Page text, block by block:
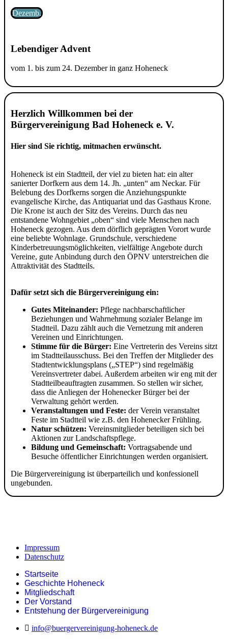
Dezemb.
Lebendiger Advent
vom 1. bis zum 24. Dezember in ganz Hoheneck
Herzlich Willkommen bei der
Bürgervereinigung Bad Hoheneck e. V.
Hier sind Sie richtig, mitmachen erwünscht.
Hoheneck ist ein Stadtteil, der viel zu bieten hat: ein alter
sanierter Dorfkern aus dem 14. Jh. „unten“ am Neckar. Für
Belebung des Dorfkerns sorgen die Anziehungspunkte
evangelische Kirche, das Antiquariat und das Gasthaus Krone.
Die Krone ist auch der Sitz des Vereins. Durch das neu
entstandene Wohngebiet „oben“ sind viele Menschen nach
Hoheneck gezogen. Aus dem dörflich geprägten Vorort wurde
eine beliebte Wohnlage. Grundschule, verschiedene
Kinderbetreuungsmöglichkeiten, vielfältige Angebote durch
Vereine, gute Anbindung durch den ÖPNV unterstreichen die
Attraktivität des Stadtteils.
Dafür setzt sich die Bürgervereinigung ein:
Gutes Miteinander: Pflege nachbarschaftlicher
Beziehungen und Wahrnehmung sozialer Belange im
Stadtteil. Dazu zählt auch die Vernetzung mit anderen
Vereinen und Einrichtungen.
Stimme für die Bürger: Eine Vertreterin des Vereins sitzt
im Stadtteilausschuss. Bei den Treffen der Mitglieder des
Stadtentwicklungsplans („STEP“) sind regelmäßig
Vereinsvertreter dabei. Außerdem arbeiten wir eng mit der
Stadtteilbeauftragten zusammen. So stellen wir sicher,
dass die Anliegen der Hohenecker Bürger bei der
Verwaltung gehört werden.
Veranstaltungen und Feste: der Verein veranstaltet
Feste im Stadtteil wie z.B. den Hohenecker Frühling.
Natur schützen: Vereinsmitglieder beteiligen sich bei
Aktionen zur Landschaftspflege.
Bildung und Gemeinschaft: Vortragsabende und
Besuche öffentlicher Einrichtungen werden organisiert.
Die Bürgervereinigung ist überparteilich und konfessionell
ungebunden.
Impressum
Datenschutz
Startseite
Geschichte Hoheneck
Mitgliedschaft
Der Vorstand
Entstehung der Bürgervereinigung
info@buergervereinigung-hoheneck.de